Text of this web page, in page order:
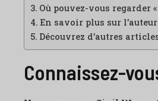
Où pouvez-vous regarder
En savoir plus sur
Découvrez d’autres
Connaissez-